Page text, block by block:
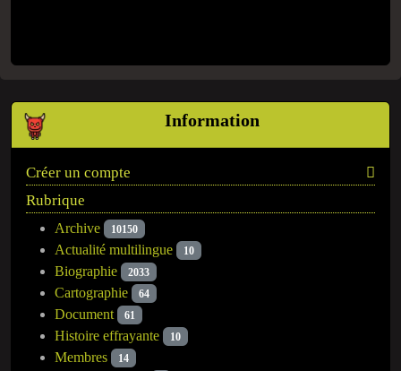
Information
Créer un compte
Rubrique
Archive 10150
Actualité multilingue 10
Biographie 2033
Cartographie 64
Document 61
Histoire effrayante 10
Membres 14